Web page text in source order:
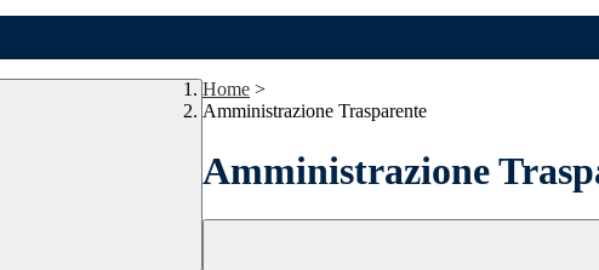
Home >
Amministrazione Trasparente
Amministrazione